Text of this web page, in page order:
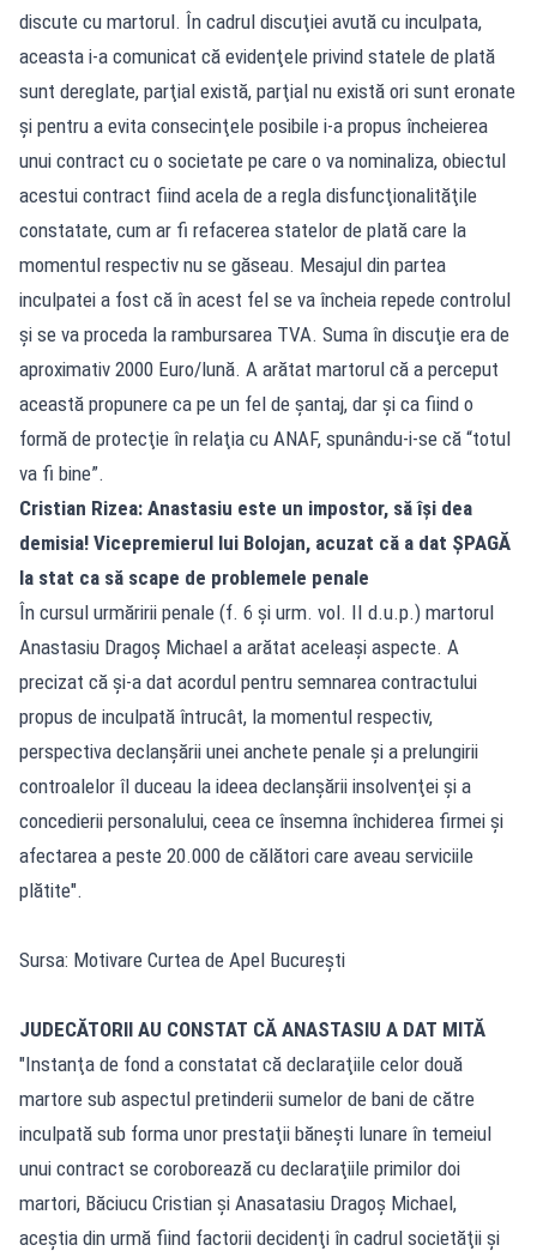
discute cu martorul. În cadrul discuţiei avută cu inculpata,
aceasta i-a comunicat că evidenţele privind statele de plată
sunt dereglate, parţial există, parţial nu există ori sunt eronate
şi pentru a evita consecinţele posibile i-a propus încheierea
unui contract cu o societate pe care o va nominaliza, obiectul
acestui contract fiind acela de a regla disfuncţionalităţile
constatate, cum ar fi refacerea statelor de plată care la
momentul respectiv nu se găseau. Mesajul din partea
inculpatei a fost că în acest fel se va încheia repede controlul
şi se va proceda la rambursarea TVA. Suma în discuţie era de
aproximativ 2000 Euro/lună. A arătat martorul că a perceput
această propunere ca pe un fel de şantaj, dar şi ca fiind o
formă de protecţie în relaţia cu ANAF, spunându-i-se că “totul
va fi bine”.
Cristian Rizea: Anastasiu este un impostor, să își dea
demisia! Vicepremierul lui Bolojan, acuzat că a dat ȘPAGĂ
la stat ca să scape de problemele penale
În cursul urmăririi penale (f. 6 şi urm. vol. II d.u.p.) martorul
Anastasiu Dragoş Michael a arătat aceleaşi aspecte. A
precizat că şi-a dat acordul pentru semnarea contractului
propus de inculpată întrucât, la momentul respectiv,
perspectiva declanşării unei anchete penale şi a prelungirii
controalelor îl duceau la ideea declanşării insolvenţei şi a
concedierii personalului, ceea ce însemna închiderea firmei şi
afectarea a peste 20.000 de călători care aveau serviciile
plătite".
Sursa: Motivare Curtea de Apel București
JUDECĂTORII AU CONSTAT CĂ ANASTASIU A DAT MITĂ
"Instanţa de fond a constatat că declaraţiile celor două
martore sub aspectul pretinderii sumelor de bani de către
inculpată sub forma unor prestaţii băneşti lunare în temeiul
unui contract se coroborează cu declaraţiile primilor doi
martori, Băciucu Cristian şi Anasatasiu Dragoş Michael,
aceştia din urmă fiind factorii decidenţi în cadrul societăţii şi